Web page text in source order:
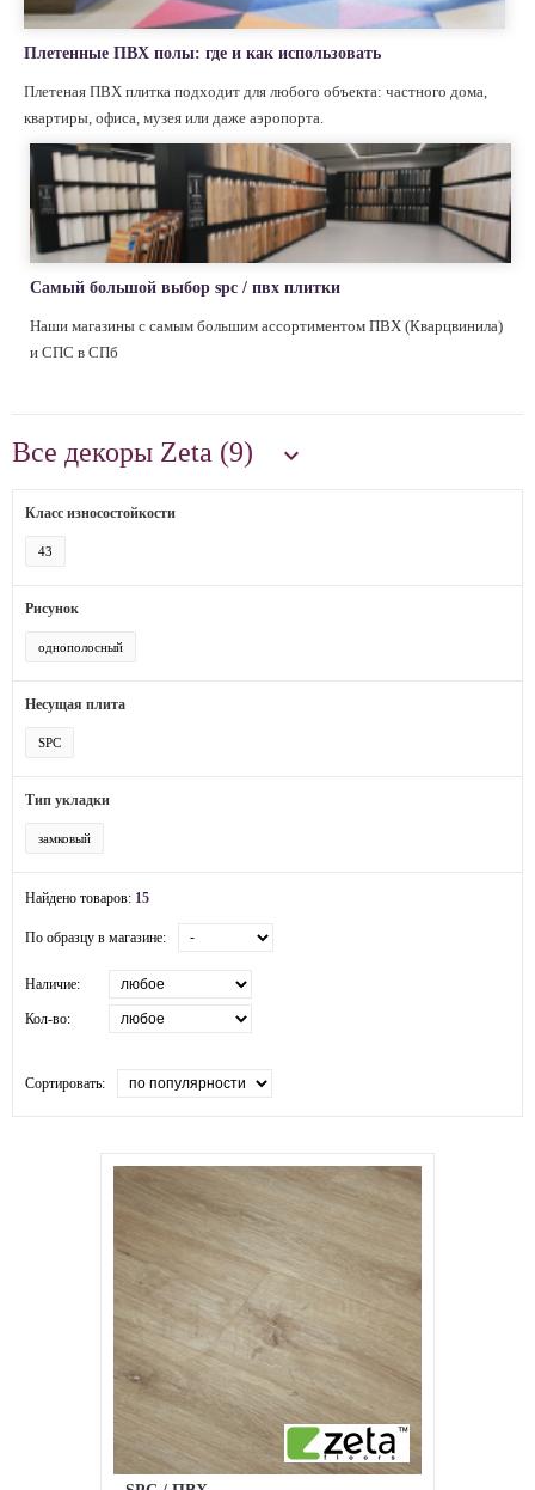
Плетенные ПВХ полы: где и как использовать
Плетеная ПВХ плитка подходит для любого объекта: частного дома,
квартиры, офиса, музея или даже аэропорта.
Самый большой выбор spc / пвх плитки
Наши магазины с самым большим ассортиментом ПВХ (Кварцвинила)
и СПС в СПб
Все декоры Zeta (9) 
Класс износостойкости
43
Рисунок
однополосный
Несущая плита
SPC
Тип укладки
замковый
Найдено товаров: 15
По образцу в магазине:
Наличие:
Кол-во:
Сортировать: